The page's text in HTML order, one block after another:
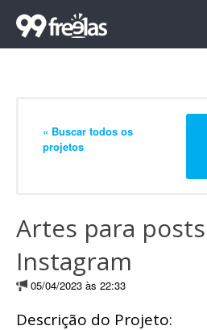
« Buscar todos os
projetos
Artes para
Instagram
05/04/2023 às 22:33
Descrição do Projeto: